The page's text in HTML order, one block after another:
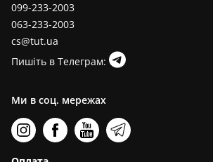
099-233-2003
063-233-2003
cs@tut.ua
Пишіть в Телеграм:
Ми в соц. мережах